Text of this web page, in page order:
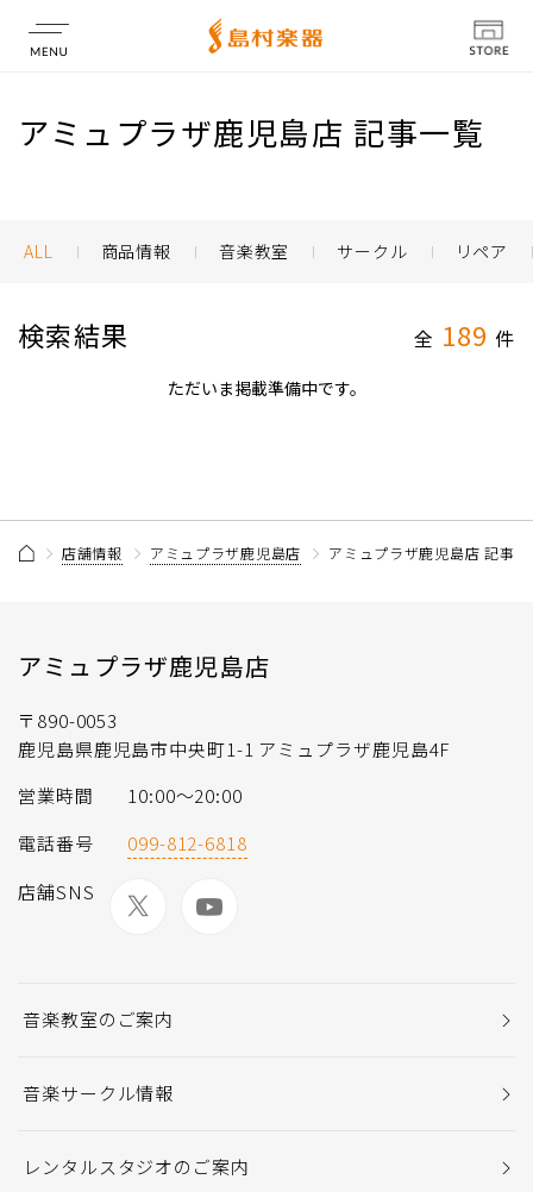
店舗情報
アミュプラザ鹿児島店 記事一覧
ALL 商品情報 音楽教室 サークル リペア
検索結果 全 189 件
ただいま掲載準備中です。
店舗情報 アミュプラザ鹿児島店 アミュプラザ鹿児島店 記事一
アミュプラザ鹿児島店
〒890-0053
鹿児島県鹿児島市中央町1-1 アミュプラザ鹿児島4F
営業時間
10:00～20:00
電話番号
099-812-6818
店舗SNS
音楽教室のご案内
音楽サークル情報
レンタルスタジオのご案内